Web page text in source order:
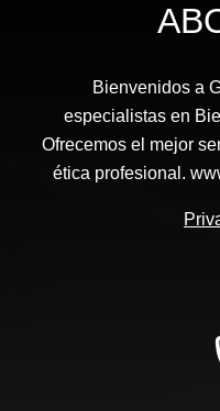
Bienvenidos a
especialistas en
Ofrecemos el mejor
ética profesional.